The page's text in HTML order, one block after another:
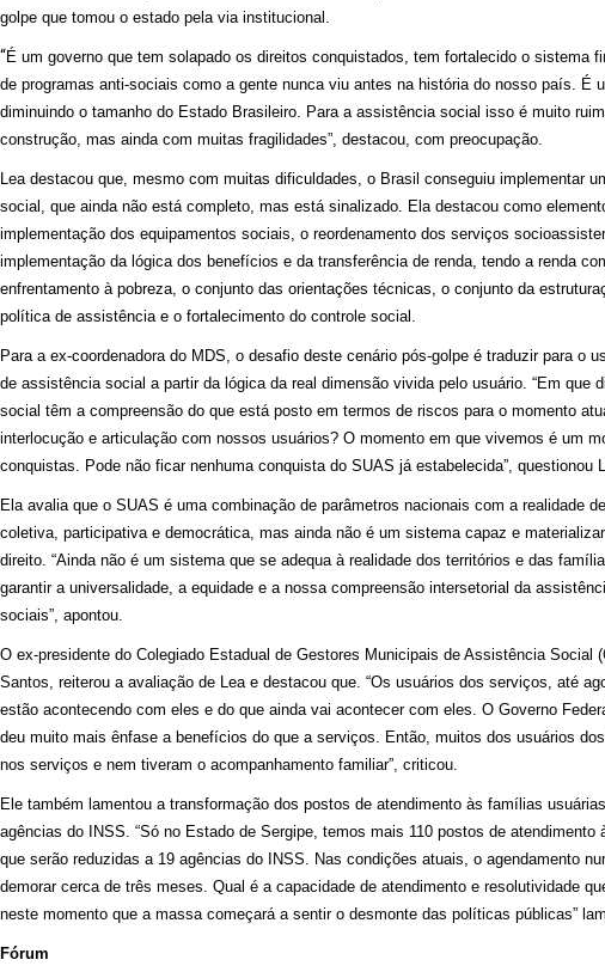
golpe que tomou o estado pela via institucional.
“É um governo que tem solapado os direitos conquistados, tem fortalecido o sistema
de programas anti-sociais como a gente nunca viu antes na história do nosso país. É
diminuindo o tamanho do Estado Brasileiro. Para a assistência social isso é muito
construção, mas ainda com muitas fragilidades”, destacou, com preocupação.
Lea destacou que, mesmo com muitas dificuldades, o Brasil conseguiu implementar
social, que ainda não está completo, mas está sinalizado. Ela destacou como
implementação dos equipamentos sociais, o reordenamento dos serviços
implementação da lógica dos benefícios e da transferência de renda, tendo a renda
enfrentamento à pobreza, o conjunto das orientações técnicas, o conjunto da
política de assistência e o fortalecimento do controle social.
Para a ex-coordenadora do MDS, o desafio deste cenário pós-golpe é traduzir para o
de assistência social a partir da lógica da real dimensão vivida pelo usuário. “Em que
social têm a compreensão do que está posto em termos de riscos para o momento
interlocução e articulação com nossos usuários? O momento em que vivemos é um
conquistas. Pode não ficar nenhuma conquista do SUAS já estabelecida”, questionou
Ela avalia que o SUAS é uma combinação de parâmetros nacionais com a realidade
coletiva, participativa e democrática, mas ainda não é um sistema capaz e
direito. “Ainda não é um sistema que se adequa à realidade dos territórios e das
garantir a universalidade, a equidade e a nossa compreensão intersetorial da
sociais”, apontou.
O ex-presidente do Colegiado Estadual de Gestores Municipais de Assistência Social
Santos, reiterou a avaliação de Lea e destacou que. “Os usuários dos serviços, até
estão acontecendo com eles e do que ainda vai acontecer com eles. O Governo
deu muito mais ênfase a benefícios do que a serviços. Então, muitos dos usuários
nos serviços e nem tiveram o acompanhamento familiar”, criticou.
Ele também lamentou a transformação dos postos de atendimento às famílias
agências do INSS. “Só no Estado de Sergipe, temos mais 110 postos de
que serão reduzidas a 19 agências do INSS. Nas condições atuais, o agendamento
demorar cerca de três meses. Qual é a capacidade de atendimento e resolutividade
neste momento que a massa começará a sentir o desmonte das políticas públicas”
Fórum